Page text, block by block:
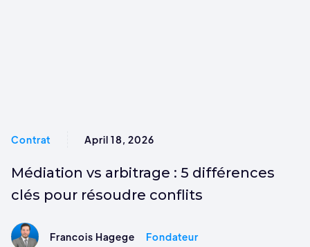
Contrat April 18, 2026
Médiation vs arbitrage : 5 différences
clés pour résoudre conflits
Francois Hagege Fondateur